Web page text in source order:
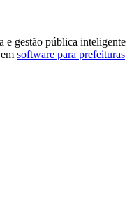
e gestão pública inteligente
software para prefeituras